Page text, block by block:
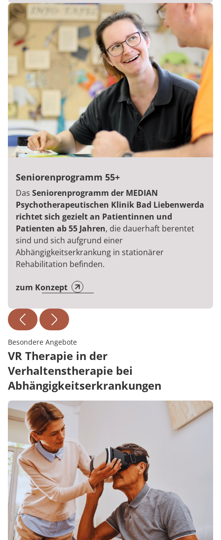
Seniorenprogramm 55+
Das Seniorenprogramm der MEDIAN
Psychotherapeutischen Klinik Bad Liebenwerda
richtet sich gezielt an Patientinnen und
Patienten ab 55 Jahren, die dauerhaft berentet
sind und sich aufgrund einer
Abhängigkeitserkrankung in stationärer
Rehabilitation befinden.
zum Konzept
Besondere Angebote
VR Therapie in der
Verhaltenstherapie bei
Abhängigkeitserkrankungen